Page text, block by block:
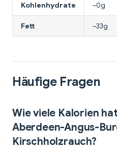
Kohlenhydrate ~0g
Fett ~33g
Häufige Fragen
Wie viele Kalorien
Aberdeen-Angus-
Kirschholzrauch?